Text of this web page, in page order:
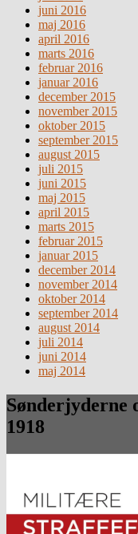
juni 2016
maj 2016
april 2016
marts 2016
februar 2016
januar 2016
december 2015
november 2015
oktober 2015
september 2015
august 2015
juli 2015
juni 2015
maj 2015
april 2015
marts 2015
februar 2015
januar 2015
december 2014
november 2014
oktober 2014
september 2014
august 2014
juli 2014
juni 2014
maj 2014
Sønderjyderne
1918